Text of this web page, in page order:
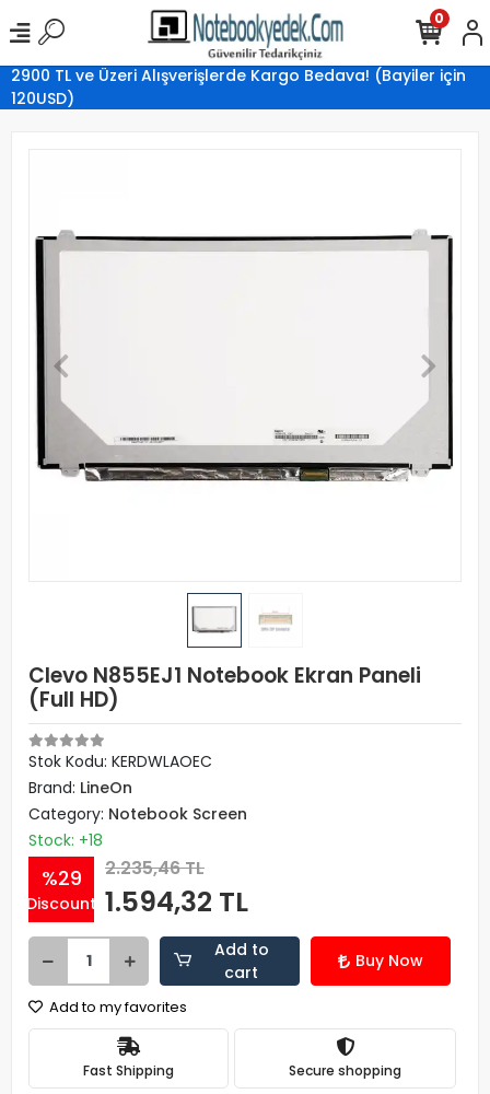
2900 TL ve Üzeri Alışverişlerde Kargo Bedava! (Bayiler için
120USD)
0
Clevo N855EJ1 Notebook Ekran Paneli
(Full HD)
Stok Kodu: KERDWLAOEC
Brand: LineOn
Category: Notebook Screen
Stock: +18
%29
Discount
2.235,46 TL
1.594,32 TL
Add to
cart
Buy Now
Add to my favorites
Fast Shipping Secure shopping